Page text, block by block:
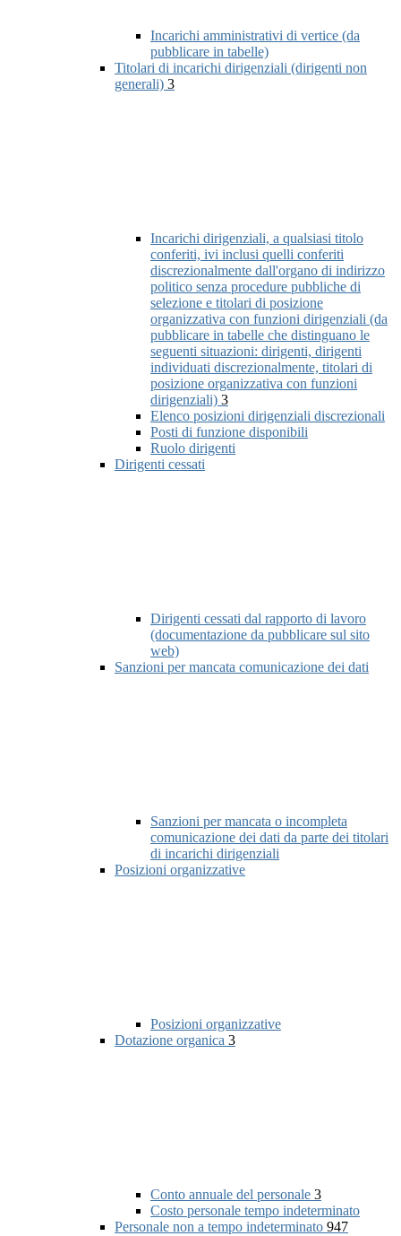
Incarichi amministrativi di vertice (da
pubblicare in tabelle)
Titolari di incarichi dirigenziali (dirigenti non
generali) 3
Incarichi dirigenziali, a qualsiasi titolo
conferiti, ivi inclusi quelli conferiti
discrezionalmente dall'organo di indirizzo
politico senza procedure pubbliche di
selezione e titolari di posizione
organizzativa con funzioni dirigenziali (da
pubblicare in tabelle che distinguano le
seguenti situazioni: dirigenti, dirigenti
individuati discrezionalmente, titolari di
posizione organizzativa con funzioni
dirigenziali) 3
Elenco posizioni dirigenziali discrezionali
Posti di funzione disponibili
Ruolo dirigenti
Dirigenti cessati
Dirigenti cessati dal rapporto di lavoro
(documentazione da pubblicare sul sito
web)
Sanzioni per mancata comunicazione dei dati
Sanzioni per mancata o incompleta
comunicazione dei dati da parte dei titolari
di incarichi dirigenziali
Posizioni organizzative
Posizioni organizzative
Dotazione organica 3
Conto annuale del personale 3
Costo personale tempo indeterminato
Personale non a tempo indeterminato 947